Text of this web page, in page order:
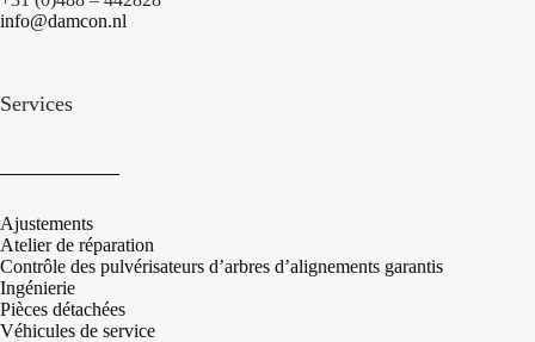
info@damcon.nl
Services
Ajustements
Atelier de réparation
Contrôle des pulvérisateurs d’arbres d’alignements garantis
Ingénierie
Pièces détachées
Véhicules de service